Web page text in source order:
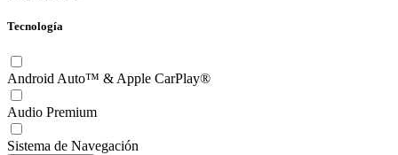
Tecnología
Android Auto™ & Apple CarPlay®
Audio Premium
Sistema de Navegación